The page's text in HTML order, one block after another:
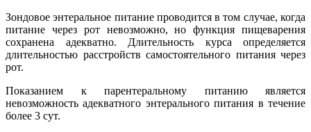
Зондовое энтеральное питание проводится в том случае, когда
питание через рот невозможно, но функция пищеварения
сохранена адекватно. Длительность курса определяется
длительностью расстройств самостоятельного питания через
рот.
Показанием к парентеральному питанию является
невозможность адекватного энтерального питания в течение
более 3 сут.